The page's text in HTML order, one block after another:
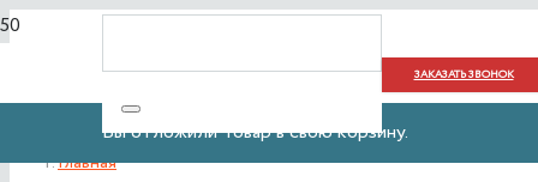
ЗАКАЗАТЬ ЗВОНОК
Вы отложилиТоварв свою корзину.
Главная